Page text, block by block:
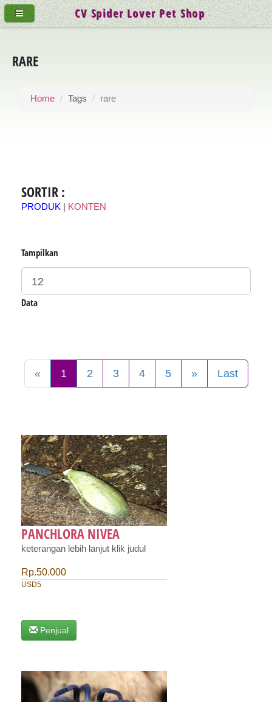
RARE
Home Tags rare
SORTIR :
PRODUK KONTEN
Tampilkan
Data
« 1 2 3 4 5 » Last
PANCHLORA NIVEA
keterangan lebih lanjut klik judul
Rp.50.000
USD5
Penjual
CV Spider Lover Pet Shop